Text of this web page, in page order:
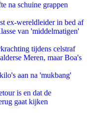
na schuine grappen
ex-wereldleider in bed af
van 'middelmatigen'
tijdens celstraf
Meren, maar Boa's
aan na 'mukbang'
is en dat de
gaat kijken